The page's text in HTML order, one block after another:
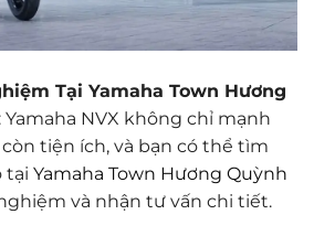
Tại Yamaha Town Hương
: Yamaha NVX không chỉ mạnh
tiện ích, và bạn có thể tìm
tại Yamaha Town Hương Quỳnh
và nhận tư vấn chi tiết.